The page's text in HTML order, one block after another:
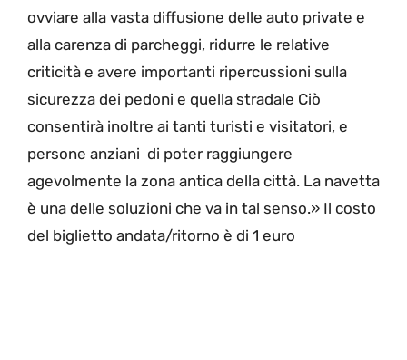
ovviare alla vasta diffusione delle auto private e
alla carenza di parcheggi, ridurre le relative
criticità e avere importanti ripercussioni sulla
sicurezza dei pedoni e quella stradale Ciò
consentirà inoltre ai tanti turisti e visitatori, e
persone anziani di poter raggiungere
agevolmente la zona antica della città. La navetta
è una delle soluzioni che va in tal senso.» Il costo
del biglietto andata/ritorno è di 1 euro